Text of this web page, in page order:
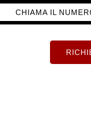
CHIAMA IL